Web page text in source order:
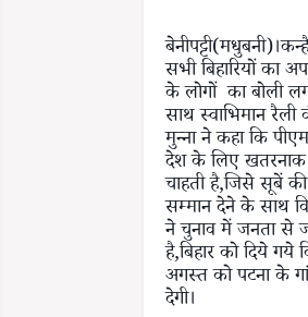
सभी बिहारियों का
के लोगों का बोली
साथ स्वाभिमान
मुन्ना ने कहा कि
देश के लिए खतरनाक
चाहती है,जिसे सूबें
सम्मान देने के साथ
ने चुनाव में जनता से
है,बिहार को दिये
अगस्त को पटना के
देगी।